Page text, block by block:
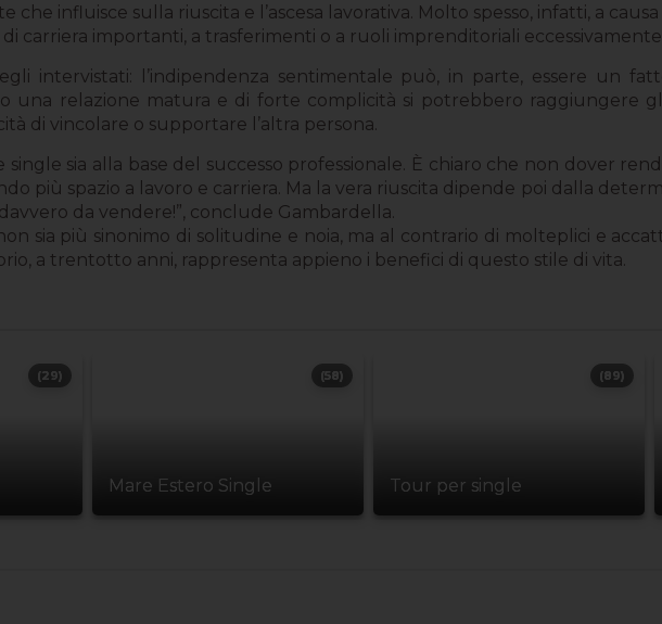
influisce sulla riuscita e l’ascesa lavorativa. Molto spesso, infatti, a
carriera importanti, a trasferimenti o a ruoli imprenditoriali
intervistati: l’indipendenza sentimentale può, in parte, essere un
una relazione matura e di forte complicità si potrebbero raggiungere gli
di vincolare o supportare l’altra persona.
single sia alla base del successo professionale. È chiaro che non dover
più spazio a lavoro e carriera. Ma la vera riuscita dipende poi dalla
da vendere!”, conclude Gambardella.
sia più sinonimo di solitudine e noia, ma al contrario di molteplici e
a trentotto anni, rappresenta appieno i benefici di questo stile di vita.
(29)
Mare Estero Single
(58)
Tour per single
(89)